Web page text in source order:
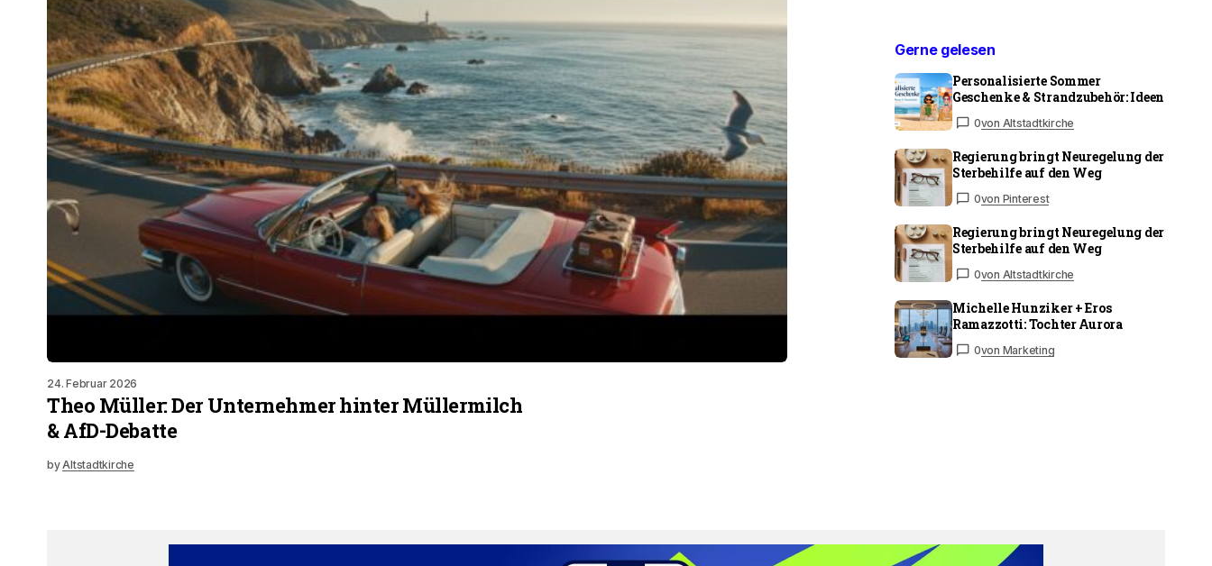
24. Februar 2026
Theo Müller: Der Unternehmer hinter Müllermilch
& AfD-Debatte
byAltstadtkirche
Gerne gelesen
Personalisierte Sommer
Geschenke & Strandzubehör: Ideen
0von Altstadtkirche
Regierung bringt Neuregelung der
Sterbehilfe auf den Weg
0von Pinterest
Regierung bringt Neuregelung der
Sterbehilfe auf den Weg
0von Altstadtkirche
Michelle Hunziker + Eros
Ramazzotti: Tochter Aurora
0von Marketing